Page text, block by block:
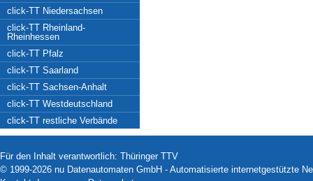
click-TT Niedersachsen
click-TT Rheinland-
Rheinhessen
click-TT Pfalz
click-TT Saarland
click-TT Sachsen-Anhalt
click-TT Westdeutschland
click-TT restliche Verbände
Für den Inhalt verantwortlich: Thüringer TTV
© 1999-2026 nu Datenautomaten GmbH - Automatisierte internetgestützte